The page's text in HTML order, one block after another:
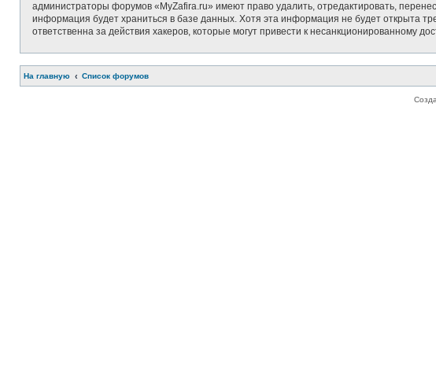
администраторы форумов «MyZafira.ru» имеют право удалить, отредактировать,
информация будет храниться в базе данных. Хотя эта информация не будет открыта
ответственна за действия хакеров, которые могут привести к несанкционированному
На главную Список форумов